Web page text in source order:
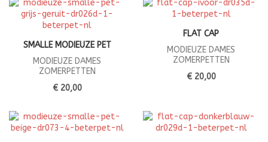
SMALLE MODIEUZE PET
MODIEUZE DAMES
ZOMERPETTEN
€ 20,00
FLAT CAP
MODIEUZE DAMES
ZOMERPETTEN
€ 20,00